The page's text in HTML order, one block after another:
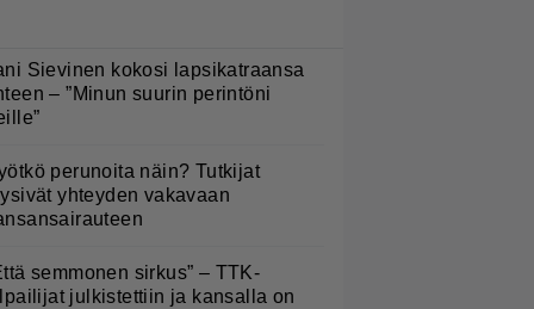
Sievinen kokosi lapsikatraansa
– ”Minun suurin perintöni
perunoita näin? Tutkijat
yhteyden vakavaan
semmonen sirkus” – TTK-
julkistettiin ja kansalla on